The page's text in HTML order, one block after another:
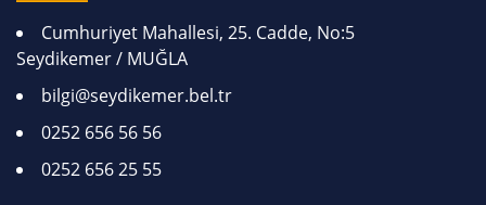
Cumhuriyet Mahallesi, 25. Cadde, No:5
Seydikemer / MUĞLA
bilgi@seydikemer.bel.tr
0252 656 56 56
0252 656 25 55